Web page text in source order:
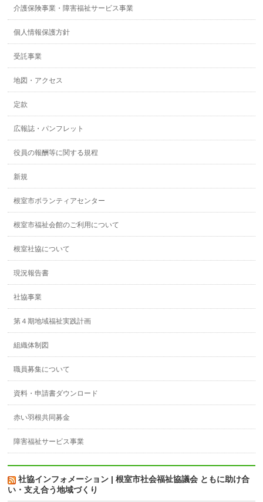
介護保険事業・障害福祉サービス事業
個人情報保護方針
受託事業
地図・アクセス
定款
広報誌・パンフレット
役員の報酬等に関する規程
新規
根室市ボランティアセンター
根室市福祉会館のご利用について
根室社協について
現況報告書
社協事業
第４期地域福祉実践計画
組織体制図
職員募集について
資料・申請書ダウンロード
赤い羽根共同募金
障害福祉サービス事業
社協インフォメーション | 根室市社会福祉協議会 ともに助け合
い・支え合う地域づくり